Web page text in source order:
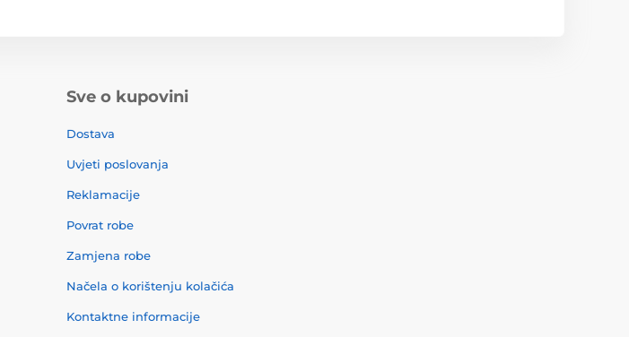
Sve o kupovini
Dostava
Uvjeti poslovanja
Reklamacije
Povrat robe
Zamjena robe
Načela o korištenju kolačića
Kontaktne informacije